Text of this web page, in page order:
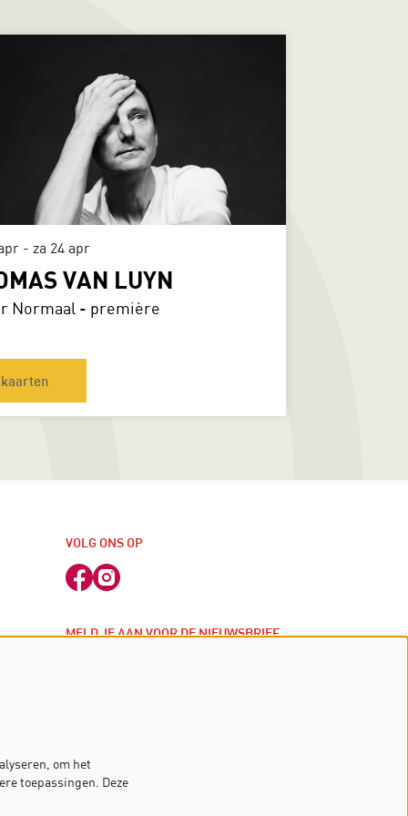
VAN LUYN
Normaal - première
- za 24 apr
kaarten
naar
VOLG ONS OP
MELD JE AAN VOOR DE NIEUWSBRIEF
om het
toepassingen. Deze